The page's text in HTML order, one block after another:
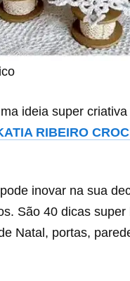
ideia super
RIBEIRO
inovar na sua
São 40 dicas super
Natal, portas,